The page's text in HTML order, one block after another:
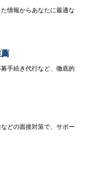
情報からあなたに最適な
手続き代行など、徹底的
どの面接対策で、サポー